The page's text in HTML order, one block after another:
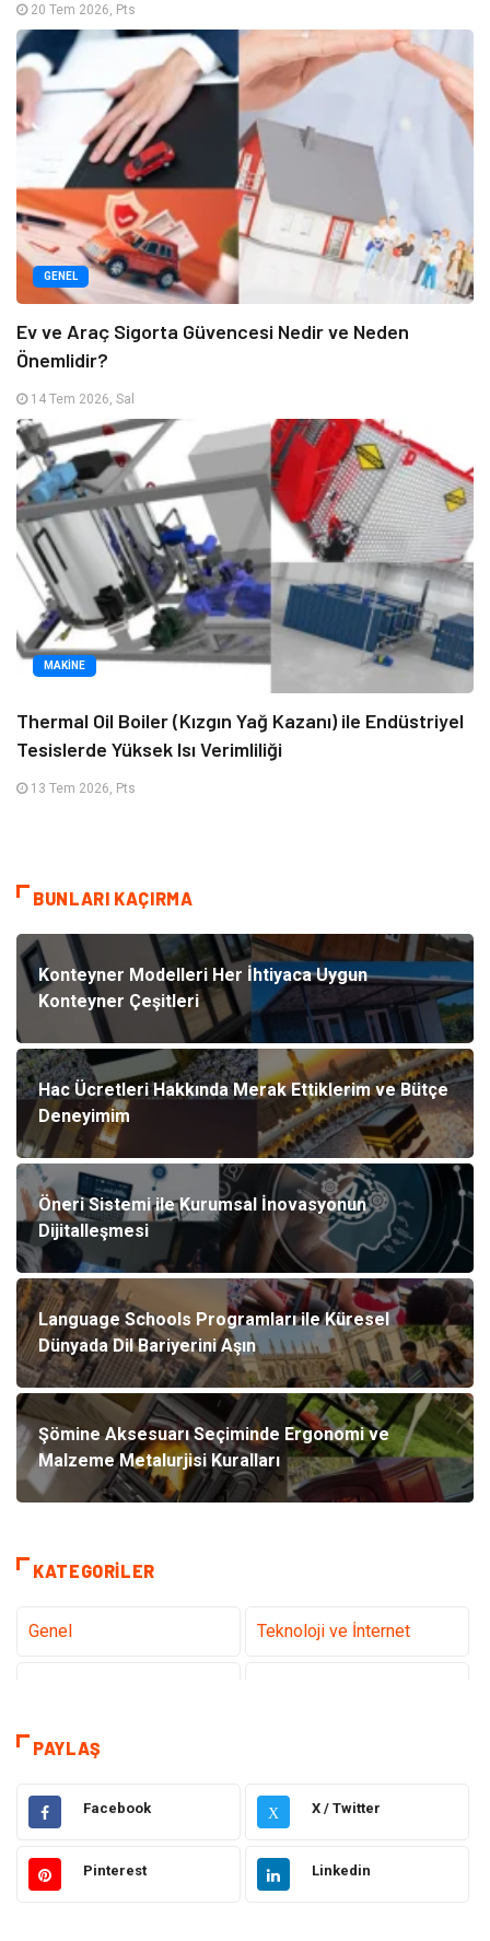
20 Tem 2026, Pts
GENEL
Ev ve Araç Sigorta Güvencesi Nedir ve Neden
Önemlidir?
14 Tem 2026, Sal
MAKINE
Thermal Oil Boiler (Kızgın Yağ Kazanı) ile Endüstriyel
Tesislerde Yüksek Isı Verimliliği
13 Tem 2026, Pts
BUNLARI KAÇIRMA
Konteyner Modelleri Her İhtiyaca Uygun
Konteyner Çeşitleri
Hac Ücretleri Hakkında Merak Ettiklerim ve Bütçe
Deneyimim
Öneri Sistemi ile Kurumsal İnovasyonun
Dijitalleşmesi
Language Schools Programları ile Küresel
Dünyada Dil Bariyerini Aşın
Şömine Aksesuarı Seçiminde Ergonomi ve
Malzeme Metalurjisi Kuralları
KATEGORILER
Genel Teknoloji ve İnternet
Dekorasyon
Hukuk Elektrik & Elektronik
Giyim Makine
PAYLAŞ
Facebook X X / Twitter
Pinterest Linkedin